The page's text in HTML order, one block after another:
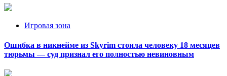
Игровая зона
Ошибка в никнейме из Skyrim стоила человеку 18 месяцев
тюрьмы — суд признал его полностью невиновным